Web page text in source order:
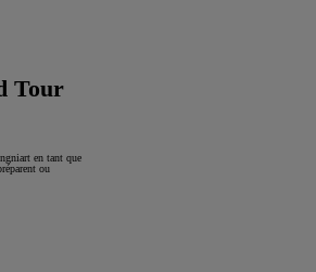
Tour
en tant que
ou